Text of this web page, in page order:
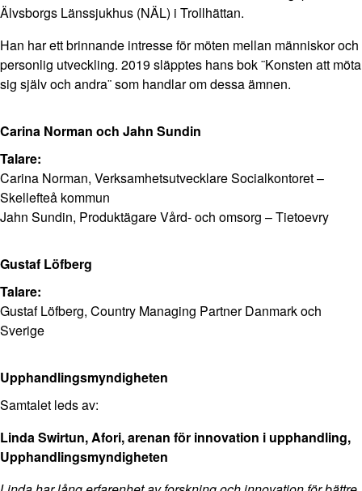
Älvsborgs Länssjukhus (NÄL) i Trollhättan.
Han har ett brinnande intresse för möten mellan människor och
personlig utveckling. 2019 släpptes hans bok ¨Konsten att möta
sig själv och andra¨ som handlar om dessa ämnen.
Carina Norman och Jahn Sundin
Talare:
Carina Norman, Verksamhetsutvecklare Socialkontoret –
Skellefteå kommun
Jahn Sundin, Produktägare Vård- och omsorg – Tietoevry
Gustaf Löfberg
Talare:
Gustaf Löfberg, Country Managing Partner Danmark och
Sverige
Upphandlingsmyndigheten
Samtalet leds av:
Linda Swirtun, Afori, arenan för innovation i upphandling,
Upphandlingsmyndigheten